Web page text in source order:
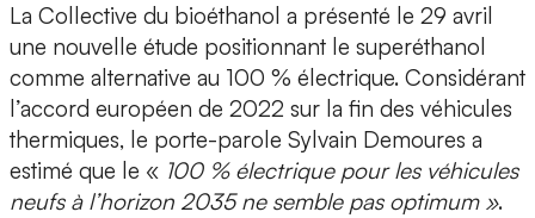
La Collective du bioéthanol a présenté le 29 avril
une nouvelle étude positionnant le superéthanol
comme alternative au 100 % électrique. Considérant
l’accord européen de 2022 sur la fin des véhicules
thermiques, le porte-parole Sylvain Demoures a
estimé que le « 100 % électrique pour les véhicules
neufs à l’horizon 2035 ne semble pas optimum ».